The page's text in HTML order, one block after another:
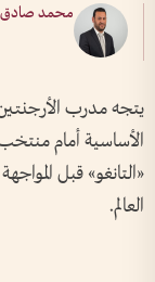
محمد صادق
الأساسية أمام منتخب
«التانغو» قبل
العالم.